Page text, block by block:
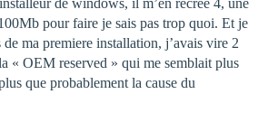
pour faire je sais pas trop quoi. Et je
ma premiere installation, j’avais vire 2
« OEM reserved » qui me semblait plus
que probablement la cause du